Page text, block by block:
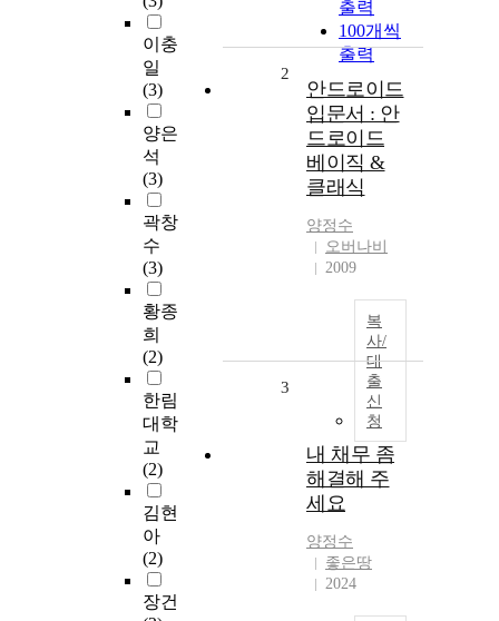
이충
일
(3)
양은
석
(3)
곽창
수
(3)
황종
희
(2)
한림
대학
교
(2)
김현
아
(2)
장건
출력
100개씩
출력
2
안드로이드
입문서 : 안
드로이드
베이직 &
클래식
양정수
오버나비
2009
복
사/
대
출
신
청
3
내 채무 좀
해결해 주
세요
양정수
좋은땅
2024